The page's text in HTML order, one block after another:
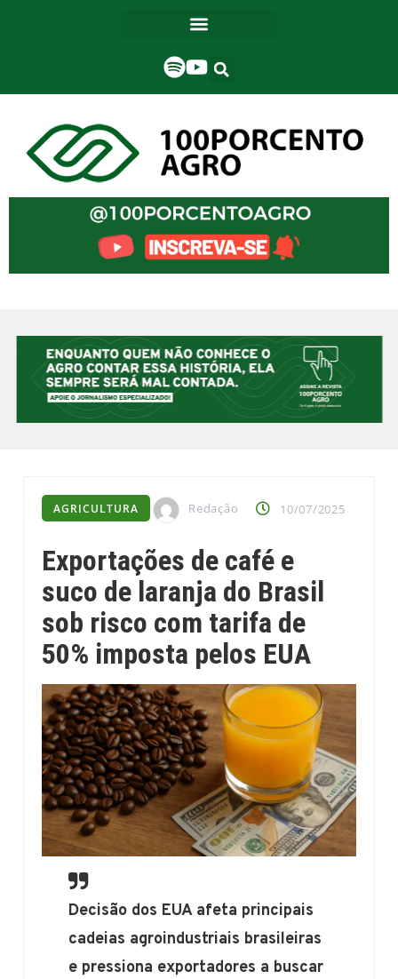
AGRICULTURA Redação 10/07/2025
Exportações de café e
suco de laranja do Brasil
sob risco com tarifa de
50% imposta pelos EUA
Decisão dos EUA afeta principais
cadeias agroindustriais brasileiras
e pressiona exportadores a buscar